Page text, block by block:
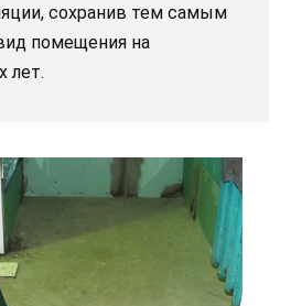
сохранив тем самым
помещения на
лет.